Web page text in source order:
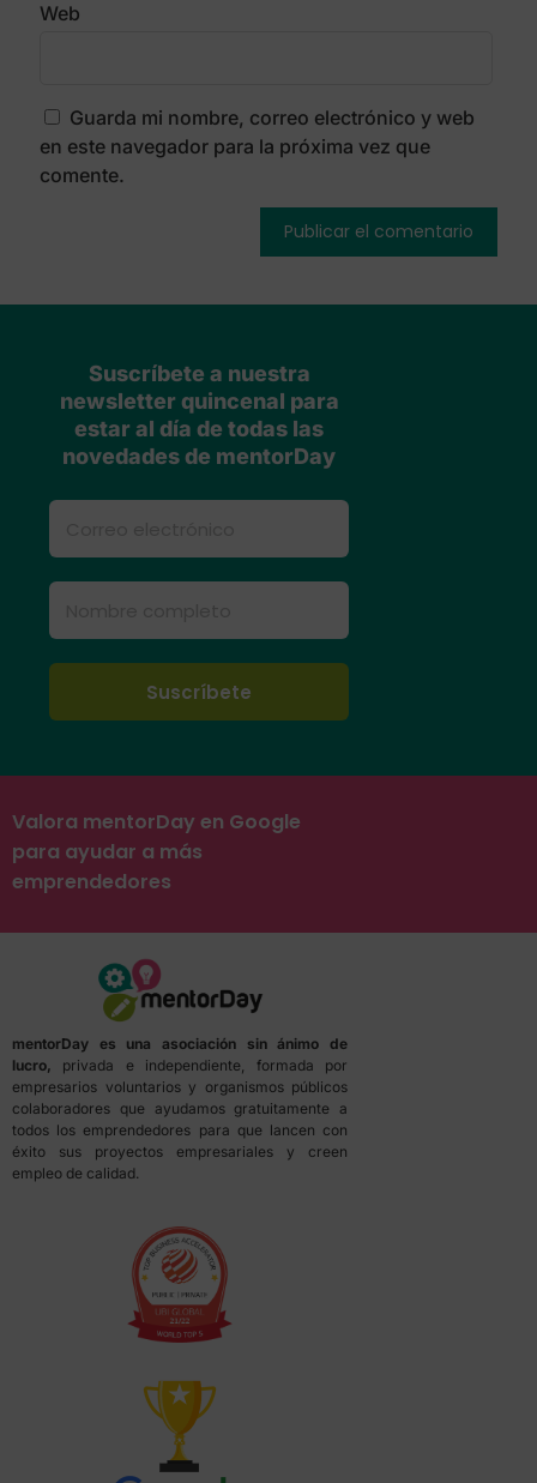
Web
Guarda mi nombre, correo electrónico y web
en este navegador para la próxima vez que
comente.
Suscríbete a nuestra
newsletter quincenal para
estar al día de todas las
novedades de mentorDay
Valora mentorDay en Google
para ayudar a más
emprendedores
mentorDay es una asociación sin ánimo de
lucro, privada e independiente, formada por
empresarios voluntarios y organismos públicos
colaboradores que ayudamos gratuitamente a
todos los emprendedores para que lancen con
éxito sus proyectos empresariales y creen
empleo de calidad.